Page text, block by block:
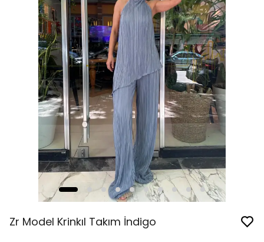
Zr Model Krinkıl Takım İndigo